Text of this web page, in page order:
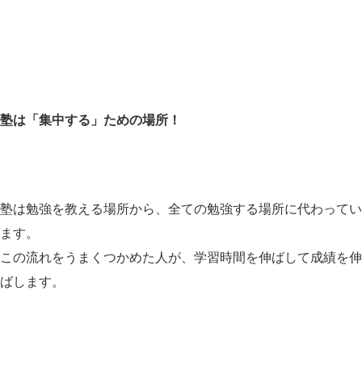
塾は「集中する」ための場所！
塾は勉強を教える場所から、全ての勉強する場所に代わってい
ます。
この流れをうまくつかめた人が、学習時間を伸ばして成績を伸
ばします。